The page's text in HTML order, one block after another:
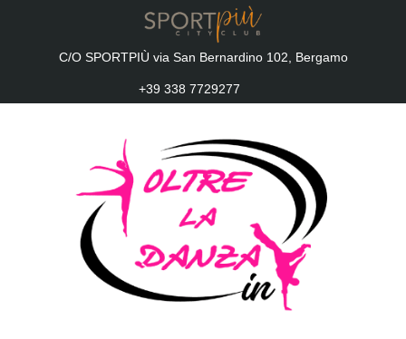
C/O SPORTPIÙ via San Bernardino 102, Bergamo
+39 338 7729277